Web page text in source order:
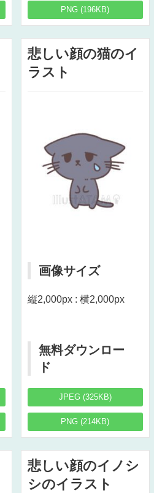
PNG (196KB)
悲しい顔の猫のイ
ラスト
画像サイズ
縦2,000px : 横2,000px
無料ダウンロー
ド
JPEG (325KB)
PNG (214KB)
悲しい顔のイノシ
シのイラスト